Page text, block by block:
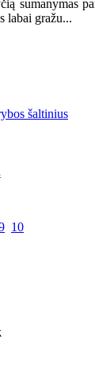
sumanymas
labai gražu...
šaltinius
10